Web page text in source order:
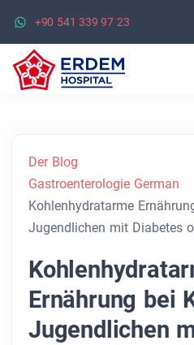
+90 541 339 97 23
Der Blog
Gastroenterologie German
Kohlenhydratarme
Jugendlichen mit Diabetes
Ernährung bei
Jugendlichen